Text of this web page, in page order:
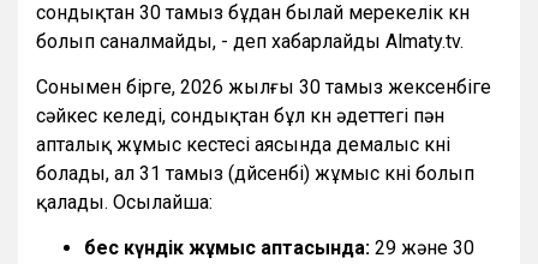
сондықтан 30 тамыз бұдан былай мерекелік күн
болып саналмайды, - деп хабарлайды Almaty.tv.
Сонымен бірге, 2026 жылғы 30 тамыз жексенбіге
сәйкес келеді, сондықтан бұл күн әдеттегі пән
апталық жұмыс кестесі аясында демалыс күні
болады, ал 31 тамыз (дүйсенбі) жұмыс күні болып
қалады. Осылайша:
бес күндік жұмыс аптасында: 29 және 30